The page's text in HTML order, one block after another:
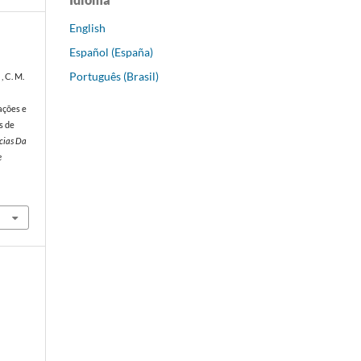
C. M.
e
de
Da
English
Español (España)
Português (Brasil)